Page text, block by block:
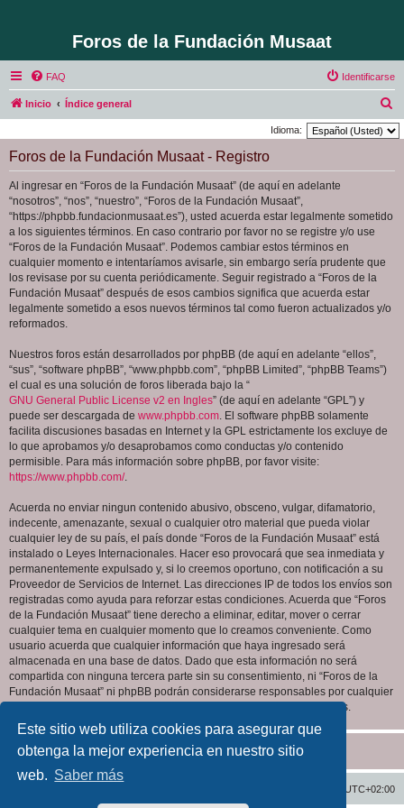
Este sitio web utiliza cookies para asegurar que
obtenga la mejor experiencia en nuestro sitio
web. Saber más
Foros de la Fundación Musaat
FAQ Identificarse
Inicio Índice general
u
Idioma:
Foros de la Fundación Musaat - Registro
Al ingresar en “Foros de la Fundación Musaat” (de aquí en adelante
“nosotros”, “nos”, “nuestro”, “Foros de la Fundación Musaat”,
“https://phpbb.fundacionmusaat.es”), usted acuerda estar legalmente sometido
a los siguientes términos. En caso contrario por favor no se registre y/o use
“Foros de la Fundación Musaat”. Podemos cambiar estos términos en
cualquier momento e intentaríamos avisarle, sin embargo sería prudente que
los revisase por su cuenta periódicamente. Seguir registrado a “Foros de la
Fundación Musaat” después de esos cambios significa que acuerda estar
legalmente sometido a esos nuevos términos tal como fueron actualizados y/o
reformados.
Nuestros foros están desarrollados por phpBB (de aquí en adelante “ellos”,
“sus”, “software phpBB”, “www.phpbb.com”, “phpBB Limited”, “phpBB Teams”)
el cual es una solución de foros liberada bajo la “
GNU General Public License v2 en Ingles” (de aquí en adelante “GPL”) y
puede ser descargada de www.phpbb.com. El software phpBB solamente
facilita discusiones basadas en Internet y la GPL estrictamente los excluye de
lo que aprobamos y/o desaprobamos como conductas y/o contenido
permisible. Para más información sobre phpBB, por favor visite:
https://www.phpbb.com/.
Acuerda no enviar ningun contenido abusivo, obsceno, vulgar, difamatorio,
indecente, amenazante, sexual o cualquier otro material que pueda violar
cualquier ley de su país, el país donde “Foros de la Fundación Musaat” está
instalado o Leyes Internacionales. Hacer eso provocará que sea inmediata y
permanentemente expulsado y, si lo creemos oportuno, con notificación a su
Proveedor de Servicios de Internet. Las direcciones IP de todos los envíos son
registradas como ayuda para reforzar estas condiciones. Acuerda que “Foros
de la Fundación Musaat” tiene derecho a eliminar, editar, mover o cerrar
cualquier tema en cualquier momento que lo creamos conveniente. Como
usuario acuerda que cualquier información que haya ingresado será
almacenada en una base de datos. Dado que esta información no será
compartida con ninguna tercera parte sin su consentimiento, ni “Foros de la
Fundación Musaat” ni phpBB podrán considerarse responsables por cualquier
intento de hacking que conlleve a que los datos sean comprometidos.
UTC+02:00